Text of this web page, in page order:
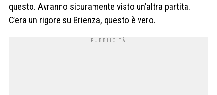
questo. Avranno sicuramente visto un’altra partita.
C’era un rigore su Brienza, questo è vero.